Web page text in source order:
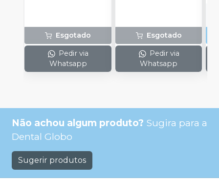
Esgotado
Pedir via
Whatsapp
Esgotado
Pedir via
Whatsapp
Não achou algum produto? Sugira para a
Dental Globo
Sugerir produtos